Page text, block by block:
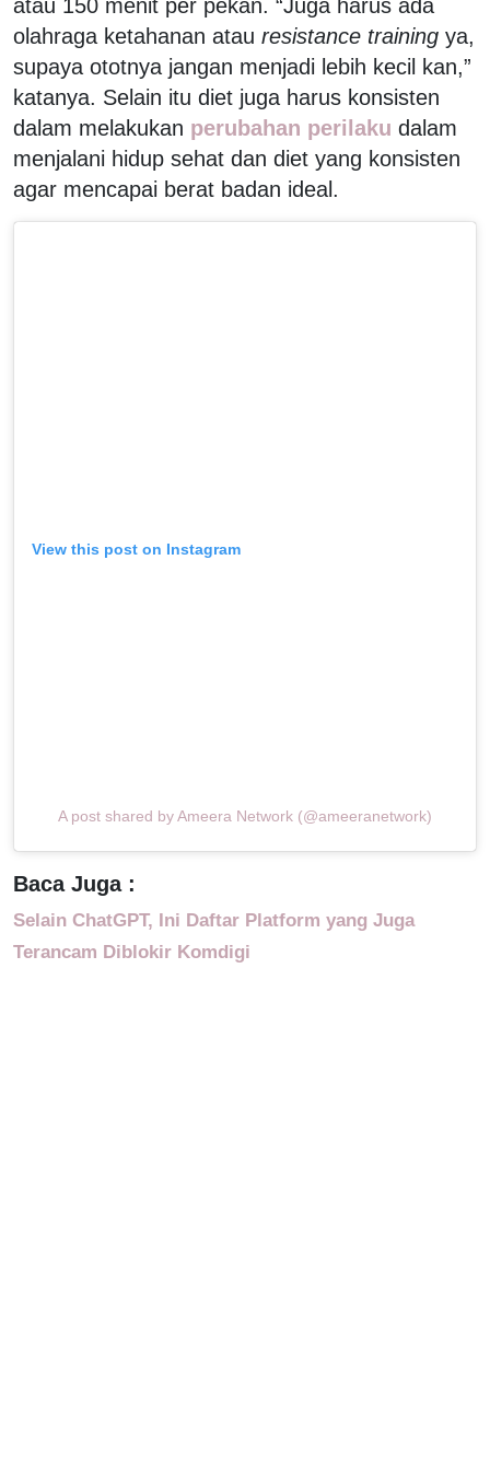
atau 150 menit per pekan. “Juga harus ada
olahraga ketahanan atau resistance training ya,
supaya ototnya jangan menjadi lebih kecil kan,”
katanya. Selain itu diet juga harus konsisten
dalam melakukan perubahan perilaku dalam
menjalani hidup sehat dan diet yang konsisten
agar mencapai berat badan ideal.
View this post on Instagram
A post shared by Ameera Network (@ameeranetwork)
Baca Juga :
Selain ChatGPT, Ini Daftar Platform yang Juga
Terancam Diblokir Komdigi